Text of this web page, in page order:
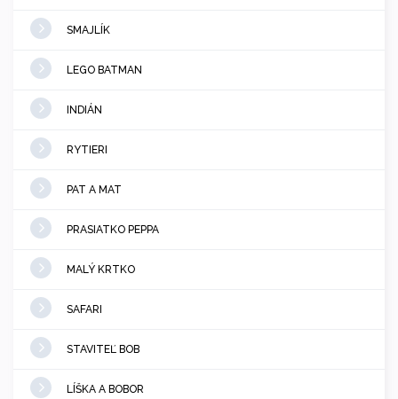
SMAJLÍK
LEGO BATMAN
INDIÁN
RYTIERI
PAT A MAT
PRASIATKO PEPPA
MALÝ KRTKO
SAFARI
STAVITEĽ BOB
LÍŠKA A BOBOR